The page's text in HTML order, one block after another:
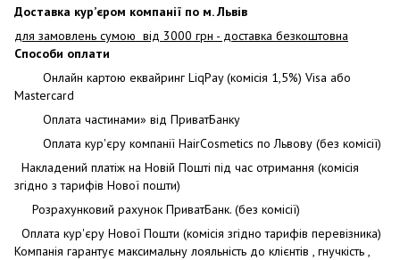
Доставка кур’єром компанії по м. Львів
для замовлень сумою від 3000 грн - доставка безкоштовна
Способи оплати
Онлайн картою еквайринг LiqPay (комісія 1,5%) Visa або
Mastercard
Оплата частинами» від ПриватБанку
Оплата кур'єру компанії HairCosmetics по Львову (без комісії)
Накладений платіж на Новій Пошті під час отримання (комісія
згідно з тарифів Нової пошти)
Розрахунковий рахунок ПриватБанк. (без комісії)
Оплата кур'єру Нової Пошти (комісія згідно тарифів перевізника)
Компанія гарантує максимальну лояльність до клієнтів , гнучкість ,